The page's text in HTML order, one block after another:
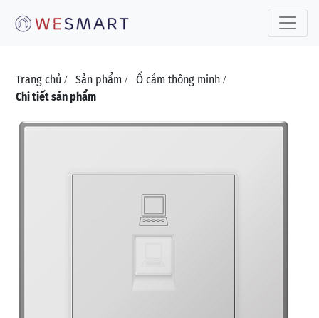
Trang chủ / Sản phẩm / Ổ cắm thông minh /
Chi tiết sản phẩm